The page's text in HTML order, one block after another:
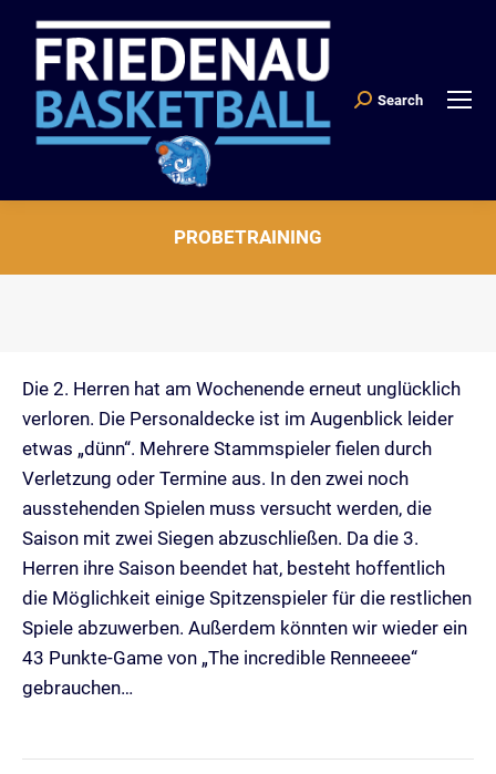
Search:
Search
PROBETRAINING
Die 2. Herren hat am Wochenende erneut unglücklich
verloren. Die Personaldecke ist im Augenblick leider
etwas „dünn“. Mehrere Stammspieler fielen durch
Verletzung oder Termine aus. In den zwei noch
ausstehenden Spielen muss versucht werden, die
Saison mit zwei Siegen abzuschließen. Da die 3.
Herren ihre Saison beendet hat, besteht hoffentlich
die Möglichkeit einige Spitzenspieler für die restlichen
Spiele abzuwerben. Außerdem könnten wir wieder ein
43 Punkte-Game von „The incredible Renneeee“
gebrauchen…